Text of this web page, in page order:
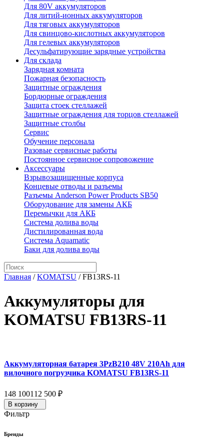
Для 80V аккумуляторов
Для литий-ионных аккумуляторов
Для тяговых аккумуляторов
Для свинцово-кислотных аккумуляторов
Для гелевых аккумуляторов
Десульфатирующие зарядные устройства
Для склада
Зарядная комната
Пожарная безопасность
Защитные ограждения
Бордюрные ограждения
Защита стоек стеллажей
Защитные ограждения для торцов стеллажей
Защитные столбы
Сервис
Обучение персонала
Разовые сервисные работы
Постоянное сервисное сопровожение
Аксессуары
Взрывозащищенные корпуса
Концевые отводы и разъемы
Разъемы Anderson Power Products SB50
Оборудование для замены АКБ
Перемычки для АКБ
Система долива воды
Дистилированная вода
Система Aquamatic
Баки для долива воды
Главная /KOMATSU /FB13RS-11
Аккумуляторы для
KOMATSU FB13RS-11
Аккумуляторная батарея 3PzB210 48V 210Ah для
вилочного погрузчика KOMATSU FB13RS-11
148 100112 500 ₽
В корзину
Фильтр
Бренды